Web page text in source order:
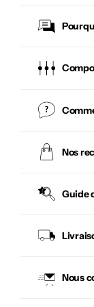
Nos
Guide
Nous